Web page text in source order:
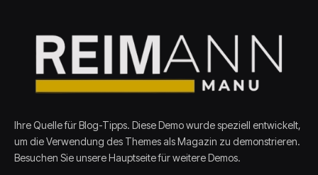
Ihre Quelle für Blog-Tipps. Diese Demo wurde speziell entwickelt,
um die Verwendung des Themes als Magazin zu demonstrieren.
Besuchen Sie unsere Hauptseite für weitere Demos.